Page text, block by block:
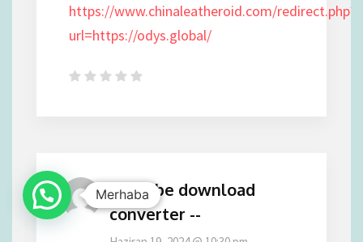
https://www.chinaleatheroid.com/redirect.php?
url=https://odys.global/
youtube download
converter --
Merhaba